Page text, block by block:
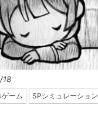
18
ゲーム SPシミュレーション